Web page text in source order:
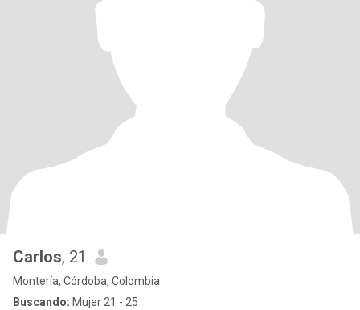
Carlos, 21
Montería, Córdoba, Colombia
Buscando: Mujer 21 - 25